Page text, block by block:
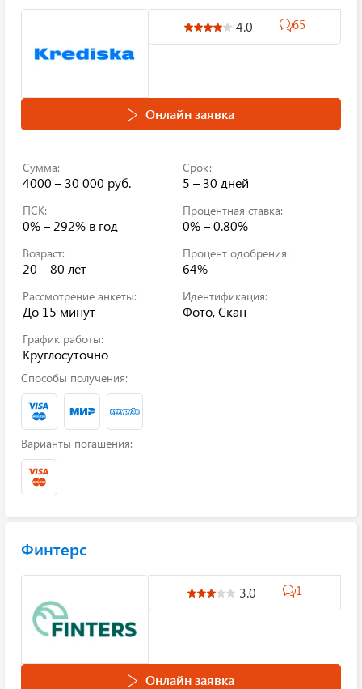
4.0 65
Онлайн заявка
Сумма:
4000 – 30 000 руб.
Срок:
5 – 30 дней
ПСК:
0% – 292% в год
Процентная ставка:
0% – 0.80%
Возраст:
20 – 80 лет
Процент одобрения:
64%
Рассмотрение анкеты:
До 15 минут
Идентификация:
Фото, Скан
График работы:
Круглосуточно
Способы получения:
Варианты погашения:
Финтерс
3.0 1
Онлайн заявка